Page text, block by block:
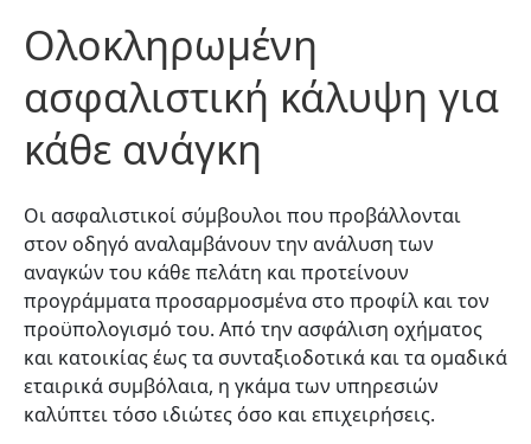
Ολοκληρωμένη
ασφαλιστική κάλυψη για
κάθε ανάγκη
Οι ασφαλιστικοί σύμβουλοι που προβάλλονται
στον οδηγό αναλαμβάνουν την ανάλυση των
αναγκών του κάθε πελάτη και προτείνουν
προγράμματα προσαρμοσμένα στο προφίλ και τον
προϋπολογισμό του. Από την ασφάλιση οχήματος
και κατοικίας έως τα συνταξιοδοτικά και τα ομαδικά
εταιρικά συμβόλαια, η γκάμα των υπηρεσιών
καλύπτει τόσο ιδιώτες όσο και επιχειρήσεις.